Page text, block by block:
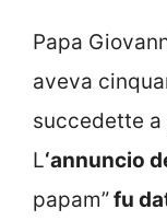
Papa
aveva
succedette a
L‘annuncio
papam”fu